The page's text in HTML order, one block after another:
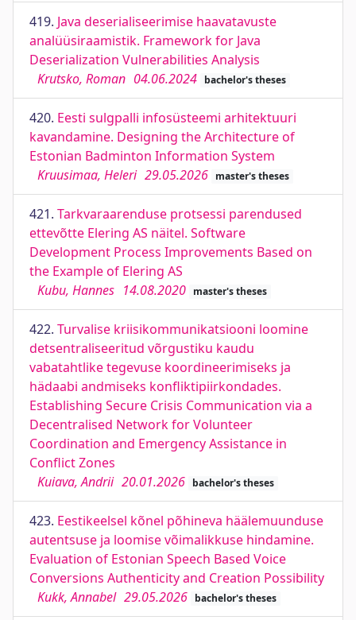
419. Java deserialiseerimise haavatavuste
analüüsiraamistik. Framework for Java
Deserialization Vulnerabilities Analysis
Krutsko, Roman 04.06.2024 bachelor's theses
420. Eesti sulgpalli infosüsteemi arhitektuuri
kavandamine. Designing the Architecture of
Estonian Badminton Information System
Kruusimaa, Heleri 29.05.2026 master's theses
421. Tarkvaraarenduse protsessi parendused
ettevõtte Elering AS näitel. Software
Development Process Improvements Based on
the Example of Elering AS
Kubu, Hannes 14.08.2020 master's theses
422. Turvalise kriisikommunikatsiooni loomine
detsentraliseeritud võrgustiku kaudu
vabatahtlike tegevuse koordineerimiseks ja
hädaabi andmiseks konfliktipiirkondades.
Establishing Secure Crisis Communication via a
Decentralised Network for Volunteer
Coordination and Emergency Assistance in
Conflict Zones
Kuiava, Andrii 20.01.2026 bachelor's theses
423. Eestikeelsel kõnel põhineva häälemuunduse
autentsuse ja loomise võimalikkuse hindamine.
Evaluation of Estonian Speech Based Voice
Conversions Authenticity and Creation Possibility
Kukk, Annabel 29.05.2026 bachelor's theses